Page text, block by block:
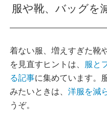
服や靴、バッグを
着ない服、増えすぎた靴
を見直すヒントは、
服と
る記事に集めています。
みたいときは、 洋服を減
うぞ。